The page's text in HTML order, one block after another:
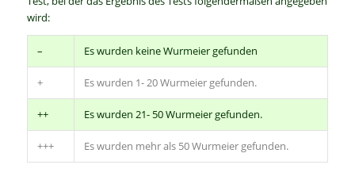
wird:
– Es wurden keine Wurmeier gefunden
+ Es wurden 1- 20 Wurmeier gefunden.
++ Es wurden 21- 50 Wurmeier gefunden.
+++ Es wurden mehr als 50 Wurmeier gefunden.